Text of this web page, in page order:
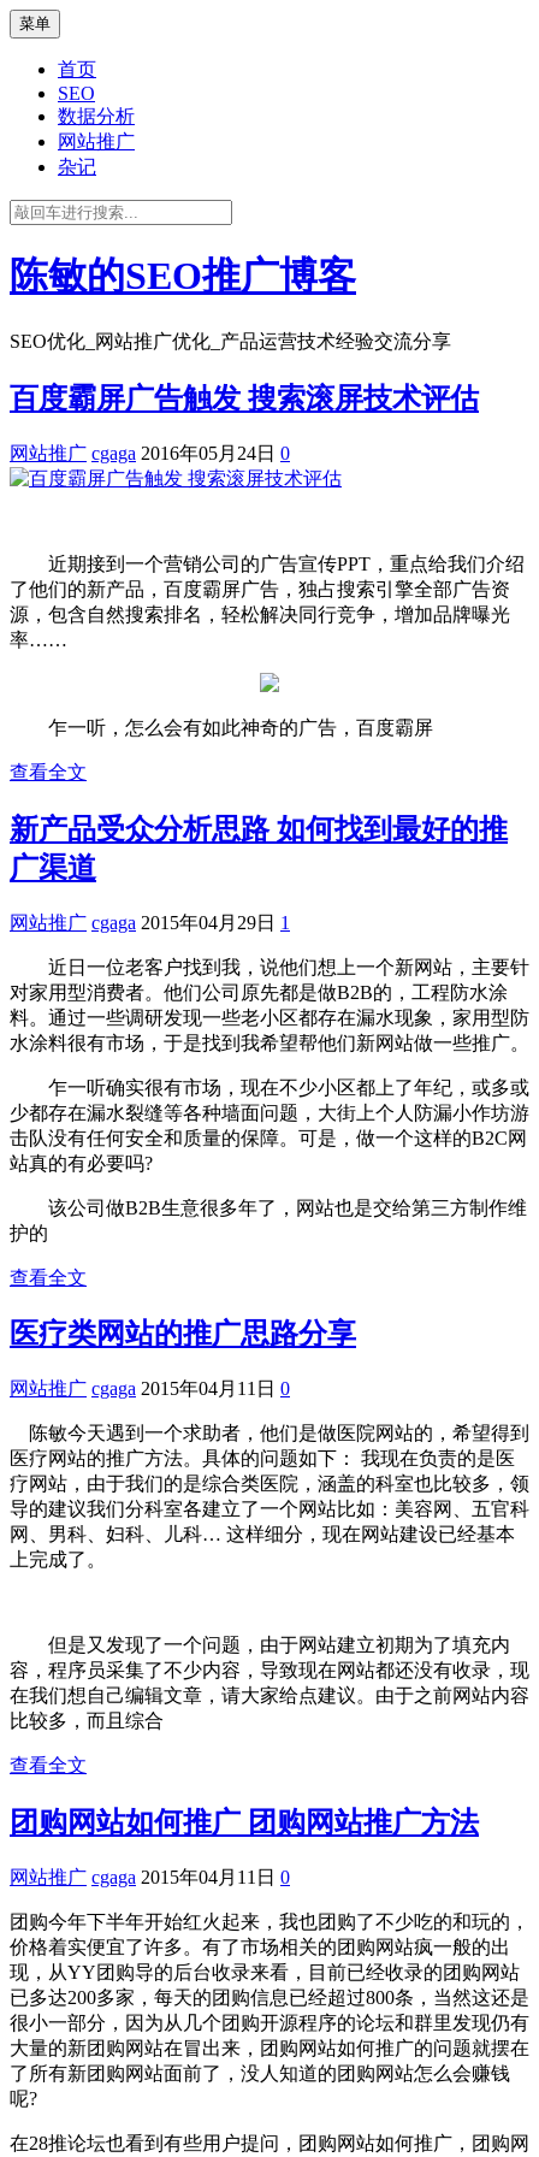
菜单
首页
SEO
数据分析
网站推广
杂记
陈敏的SEO推广博客
SEO优化_网站推广优化_产品运营技术经验交流分享
百度霸屏广告触发 搜索滚屏技术评估
网站推广 cgaga 2016年05月24日 0
近期接到一个营销公司的广告宣传PPT，重点给我们介绍
了他们的新产品，百度霸屏广告，独占搜索引擎全部广告资
源，包含自然搜索排名，轻松解决同行竞争，增加品牌曝光
率……
乍一听，怎么会有如此神奇的广告，百度霸屏
查看全文
新产品受众分析思路 如何找到最好的推
广渠道
网站推广 cgaga 2015年04月29日 1
近日一位老客户找到我，说他们想上一个新网站，主要针
对家用型消费者。他们公司原先都是做B2B的，工程防水涂
料。通过一些调研发现一些老小区都存在漏水现象，家用型防
水涂料很有市场，于是找到我希望帮他们新网站做一些推广。
乍一听确实很有市场，现在不少小区都上了年纪，或多或
少都存在漏水裂缝等各种墙面问题，大街上个人防漏小作坊游
击队没有任何安全和质量的保障。可是，做一个这样的B2C网
站真的有必要吗?
该公司做B2B生意很多年了，网站也是交给第三方制作维
护的
查看全文
医疗类网站的推广思路分享
网站推广 cgaga 2015年04月11日 0
陈敏今天遇到一个求助者，他们是做医院网站的，希望得到
医疗网站的推广方法。具体的问题如下： 我现在负责的是医
疗网站，由于我们的是综合类医院，涵盖的科室也比较多，领
导的建议我们分科室各建立了一个网站比如：美容网、五官科
网、男科、妇科、儿科… 这样细分，现在网站建设已经基本
上完成了。
但是又发现了一个问题，由于网站建立初期为了填充内
容，程序员采集了不少内容，导致现在网站都还没有收录，现
在我们想自己编辑文章，请大家给点建议。由于之前网站内容
比较多，而且综合
查看全文
团购网站如何推广 团购网站推广方法
网站推广 cgaga 2015年04月11日 0
团购今年下半年开始红火起来，我也团购了不少吃的和玩的，
价格着实便宜了许多。有了市场相关的团购网站疯一般的出
现，从YY团购导的后台收录来看，目前已经收录的团购网站
已多达200多家，每天的团购信息已经超过800条，当然这还是
很小一部分，因为从几个团购开源程序的论坛和群里发现仍有
大量的新团购网站在冒出来，团购网站如何推广的问题就摆在
了所有新团购网站面前了，没人知道的团购网站怎么会赚钱
呢?
在28推论坛也看到有些用户提问，团购网站如何推广，团购网